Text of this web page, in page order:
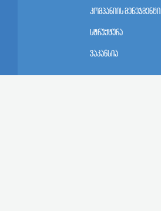
კომპანიის მენეჯმენტი
სტრუქტურა
ვაკანსია